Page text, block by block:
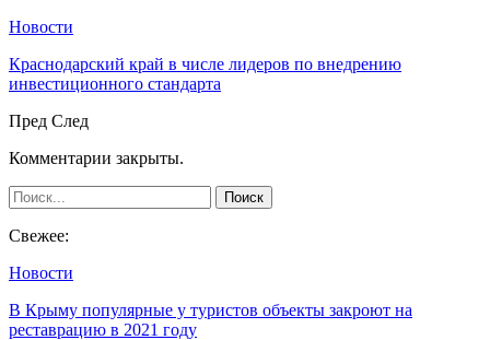
Новости
Краснодарский край в числе лидеров по внедрению
инвестиционного стандарта
Пред След
Комментарии закрыты.
Свежее:
Новости
В Крыму популярные у туристов объекты закроют на
реставрацию в 2021 году